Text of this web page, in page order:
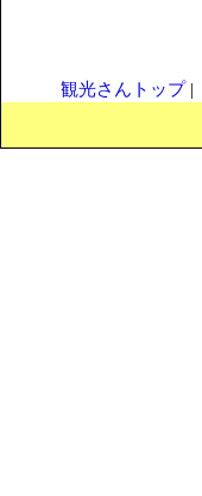
観光さんトップ|